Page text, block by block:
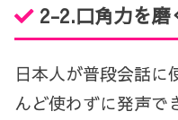
2-2.口角力を磨
日本人が普段会話に
んど使わずに発声で